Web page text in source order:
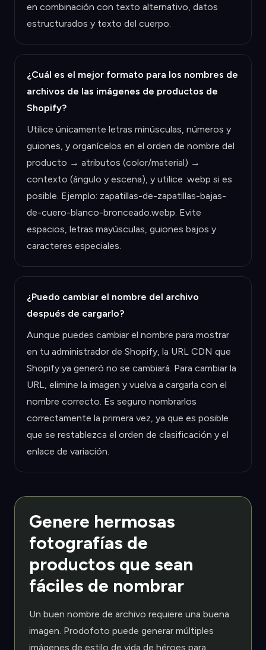
en combinación con texto alternativo, datos
estructurados y texto del cuerpo.
¿Cuál es el mejor formato para los nombres de
archivos de las imágenes de productos de
Shopify?
Utilice únicamente letras minúsculas, números y
guiones, y organícelos en el orden de nombre del
producto → atributos (color/material) →
contexto (ángulo y escena), y utilice .webp si es
posible. Ejemplo: zapatillas-de-zapatillas-bajas-
de-cuero-blanco-bronceado.webp. Evite
espacios, letras mayúsculas, guiones bajos y
caracteres especiales.
¿Puedo cambiar el nombre del archivo
después de cargarlo?
Aunque puedes cambiar el nombre para mostrar
en tu administrador de Shopify, la URL CDN que
Shopify ya generó no se cambiará. Para cambiar la
URL, elimine la imagen y vuelva a cargarla con el
nombre correcto. Es seguro nombrarlos
correctamente la primera vez, ya que es posible
que se restablezca el orden de clasificación y el
enlace de variación.
Genere hermosas
fotografías de
productos que sean
fáciles de nombrar
Un buen nombre de archivo requiere una buena
imagen. Prodofoto puede generar múltiples
imágenes de estilo de vida de héroes para